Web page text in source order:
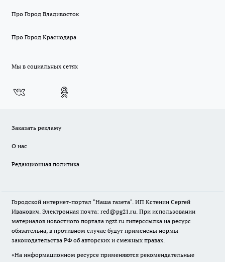
Про Город Владивосток
Про Город Краснодара
Мы в социальных сетях
Заказать рекламу
О нас
Редакционная политика
Городской интернет-портал "Наша газета". ИП Кстенин Сергей
Иванович. Электронная почта: red@pg21.ru. При использовании
материалов новостного портала ngzt.ru гиперссылка на ресурс
обязательна, в противном случае будут применены нормы
законодательства РФ об авторских и смежных правах.
«На информационном ресурсе применяются рекомендательные